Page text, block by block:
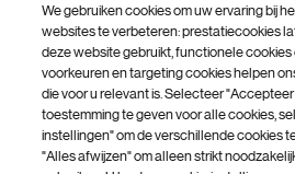
Onder
© 2026
We gebruiken cookies om uw ervaring bij
websites te verbeteren: prestatiecookies
deze website gebruikt, functionele
voorkeuren en targeting cookies helpen
die voor u relevant is. Selecteer
toestemming te geven voor alle cookies,
instellingen" om de verschillende cookies
"Alles afwijzen" om alleen strikt